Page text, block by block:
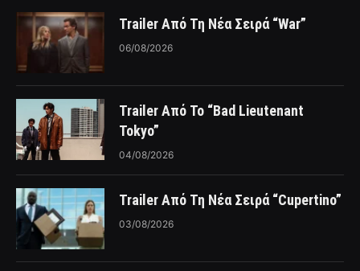
Trailer Από Τη Νέα Σειρά “War”
06/08/2026
Trailer Από Το “Bad Lieutenant
Tokyo”
04/08/2026
Trailer Από Τη Νέα Σειρά “Cupertino”
03/08/2026